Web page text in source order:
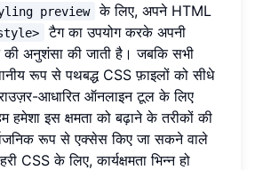
preview के लिए, अपने HTML
टैग का उपयोग करके अपनी
अनुशंसा की जाती है। जबकि सभी
रूप से पथबद्ध CSS फ़ाइलों को सीधे
आधारित ऑनलाइन टूल के लिए
हमेशा इस क्षमता को बढ़ाने के तरीकों की
रूप से एक्सेस किए जा सकने वाले
CSS के लिए, कार्यक्षमता भिन्न हो